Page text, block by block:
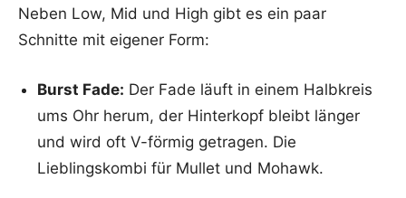
Neben Low, Mid und High gibt es ein paar
Schnitte mit eigener Form:
Burst Fade: Der Fade läuft in einem Halbkreis
ums Ohr herum, der Hinterkopf bleibt länger
und wird oft V-förmig getragen. Die
Lieblingskombi für Mullet und Mohawk.